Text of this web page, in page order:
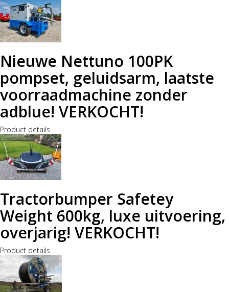
Nieuwe Nettuno 100PK
pompset, geluidsarm, laatste
voorraadmachine zonder
adblue! VERKOCHT!
Product details
Tractorbumper Safetey
Weight 600kg, luxe uitvoering,
overjarig! VERKOCHT!
Product details